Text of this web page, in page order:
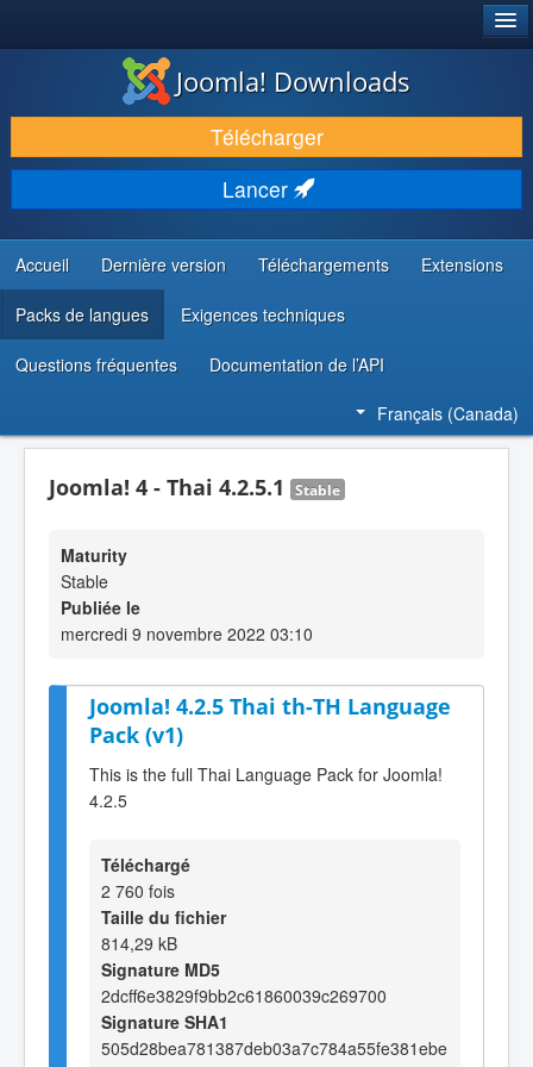
TÉLÉCHARGER & ENRICHIR
DÉCOUVRIR & APPRENDRE
COMMUNAUTÉ & SUPPORT
RESSOURCES DÉVELOPPEURS
Joomla! Downloads
Télécharger
Lancer
Accueil Dernière version Téléchargements Extensions
Packs de langues Exigences techniques
Questions fréquentes Documentation de l’API
Français (Canada)
Joomla! 4 - Thai 4.2.5.1 Stable
Maturity
Stable
Publiée le
mercredi 9 novembre 2022 03:10
Joomla! 4.2.5 Thai th-TH Language
Pack (v1)
This is the full Thai Language Pack for Joomla!
4.2.5
Téléchargé
2 760 fois
Taille du fichier
814,29 kB
Signature MD5
2dcff6e3829f9bb2c61860039c269700
Signature SHA1
505d28bea781387deb03a7c784a55fe381ebe